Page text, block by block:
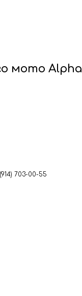
мото Alpha
703-00-55